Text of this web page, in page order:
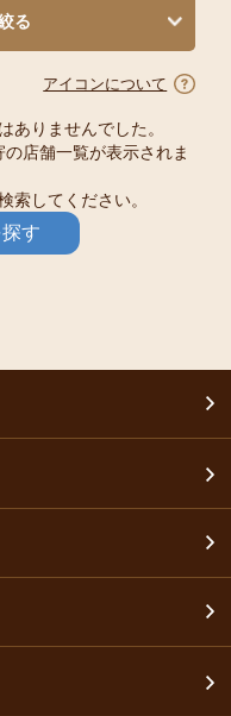
る
アイコンについて
ありませんでした。
店舗一覧が表示されま
索してください。
す